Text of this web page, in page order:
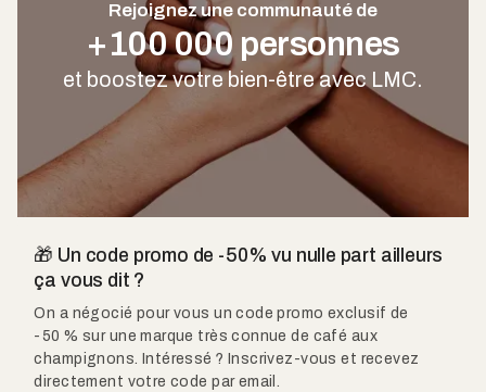
Rejoignez une communauté de
+100 000 personnes
et boostez votre bien-être avec LMC.
🎁 Un code promo de -50% vu nulle part ailleurs
ça vous dit ?
On a négocié pour vous un code promo exclusif de
-50 % sur une marque très connue de café aux
champignons. Intéressé ? Inscrivez-vous et recevez
directement votre code par email.